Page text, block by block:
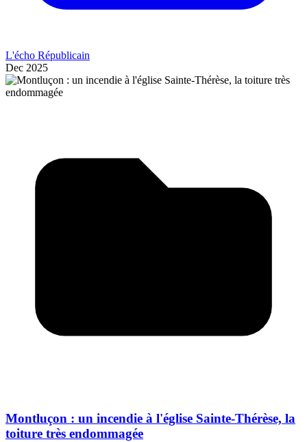
L'écho Républicain
Dec 2025
Montluçon : un incendie à l'église Sainte-Thérèse, la
toiture très endommagée